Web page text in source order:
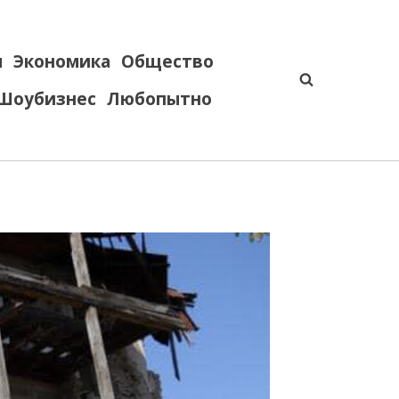
Экономика Общество
Любопытно